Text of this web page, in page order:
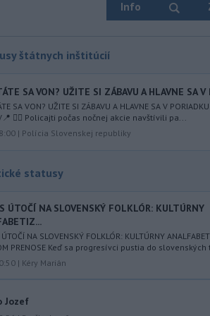
lehoty.
a
vo
Vydal preto
(MV) SR
úrad
ktoré
Info
štátnych inštitúcií
SA VON? UŽITE SI ZÁBAVU A HLAVNE SA V
SA VON? UŽITE SI ZÁBAVU A HLAVNE SA V
👮‍♂️ Policajti počas nočnej akcie navštívili pa...
| Polícia Slovenskej republiky
statusy
ÚTOČÍ NA SLOVENSKÝ FOLKLÓR: KULTÚRNY
ÚTOČÍ NA SLOVENSKÝ FOLKLÓR: KULTÚRNY
PRENOSE Keď sa progresívci pustia do slovenských
| Kéry Marián
Jozef